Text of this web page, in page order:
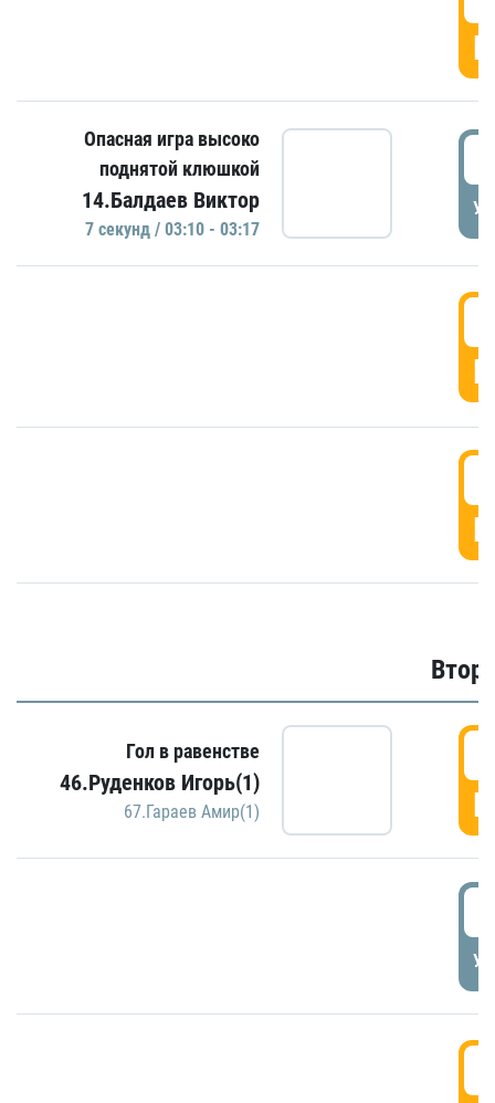
Опасная игра высоко
поднятой клюшкой
14.Балдаев Виктор
7 секунд / 03:10 - 03:17
Гол в равенстве
46.Руденков Игорь(1)
67.Гараев Амир(1)